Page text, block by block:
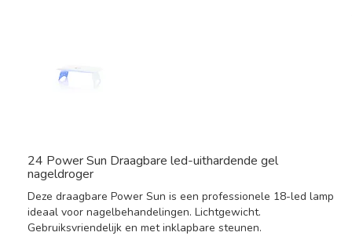
24 Power Sun Draagbare led-uithardende gel
nageldroger
Deze draagbare Power Sun is een professionele 18-led lamp
ideaal voor nagelbehandelingen. Lichtgewicht.
Gebruiksvriendelijk en met inklapbare steunen.